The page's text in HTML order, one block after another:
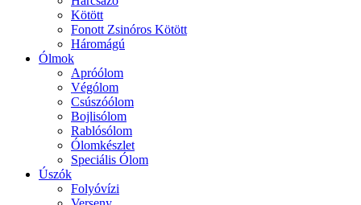
Kötött
Fonott Zsinóros Kötött
Háromágú
Ólmok
Apróólom
Végólom
Csúszóólom
Bojlisólom
Rablósólom
Ólomkészlet
Speciális Ólom
Úszók
Folyóvízi